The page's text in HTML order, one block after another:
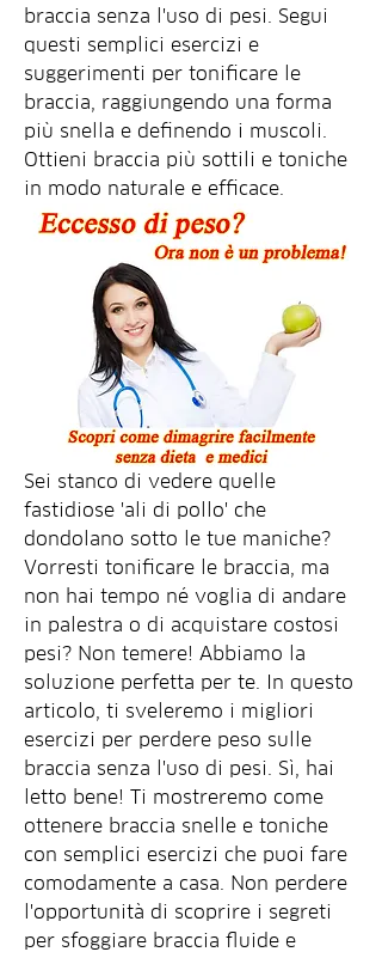
braccia senza l'uso di pesi. Segui
questi semplici esercizi e
suggerimenti per tonificare le
braccia, raggiungendo una forma
più snella e definendo i muscoli.
Ottieni braccia più sottili e toniche
in modo naturale e efficace.
Sei stanco di vedere quelle
fastidiose 'ali di pollo' che
dondolano sotto le tue maniche?
Vorresti tonificare le braccia, ma
non hai tempo né voglia di andare
in palestra o di acquistare costosi
pesi? Non temere! Abbiamo la
soluzione perfetta per te. In questo
articolo, ti sveleremo i migliori
esercizi per perdere peso sulle
braccia senza l'uso di pesi. Sì, hai
letto bene! Ti mostreremo come
ottenere braccia snelle e toniche
con semplici esercizi che puoi fare
comodamente a casa. Non perdere
l'opportunità di scoprire i segreti
per sfoggiare braccia fluide e